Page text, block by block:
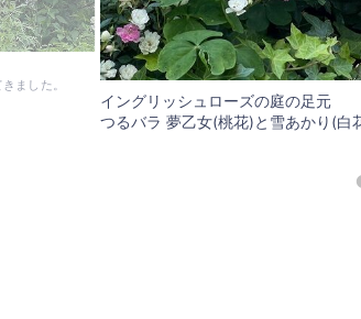
ました。
イングリッシュローズの庭の足元
つるバラ 夢乙女(桃花)と雪あかり(白